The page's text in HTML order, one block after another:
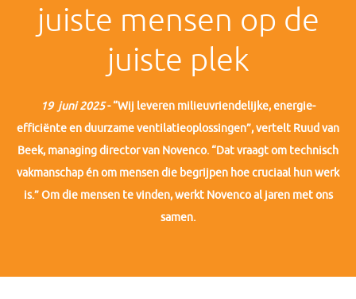
juiste mensen op de
juiste plek
19 juni 2025- “Wij leveren milieuvriendelijke, energie-
efficiënte en duurzame ventilatieoplossingen”, vertelt Ruud van
Beek, managing director van Novenco. “Dat vraagt om technisch
vakmanschap én om mensen die begrijpen hoe cruciaal hun werk
is.” Om die mensen te vinden, werkt Novenco al jaren met ons
samen.